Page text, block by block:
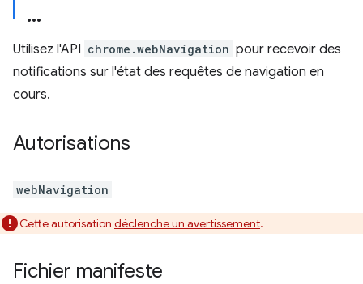
Utilisez l'API chrome.webNavigation pour recevoir des
notifications sur l'état des requêtes de navigation en
cours.
Autorisations
webNavigation
Cette autorisation déclenche un avertissement.
Fichier manifeste